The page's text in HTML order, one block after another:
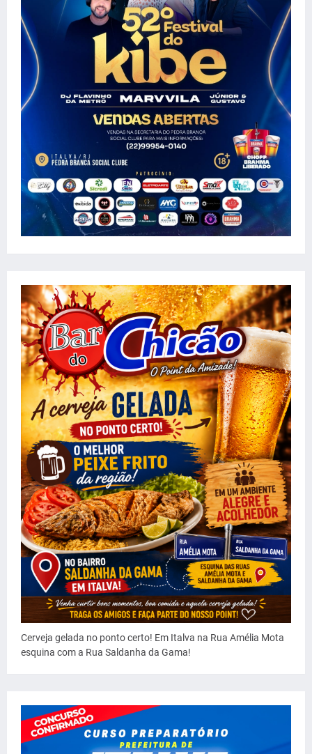
Cerveja gelada no ponto certo! Em Italva na Rua Amélia Mota
esquina com a Rua Saldanha da Gama!